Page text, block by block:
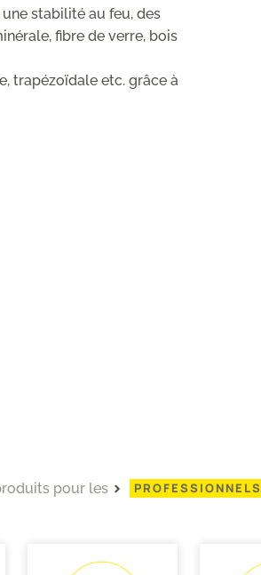
stabilité au feu, des
fibre de verre, bois
trapézoïdale etc. grâce à
pour les PROFESSIONNELS